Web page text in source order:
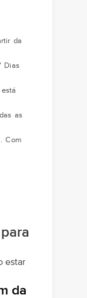
da
Dias
as
Com
estar
da